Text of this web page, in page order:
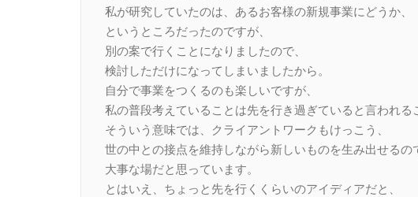
私が研究していたのは、あるお客様の新規事業にどうか、
というところだったのですが、
別の案で行くことになりましたので、
検討しただけになってしまいましたから。
自分で事業をつくるのも楽しいですが、
私の普段考えていることは先を行き過ぎていると言われ
そういう意味では、クライアントワークもけっこう、
世の中との接点を維持しながら新しいものを生み出せるの
大事な場だと思っています。
とはいえ、ちょっと先を行くくらいのアイディアだと、